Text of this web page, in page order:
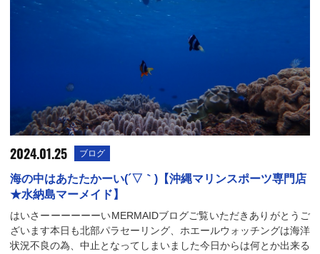
2024.01.25 ブログ
海の中はあたたかーい(´▽｀)【沖縄マリンスポーツ専門店
★水納島マーメイド】
はいさーーーーーーいMERMAIDブログご覧いただきありがとうご
ざいます本日も北部パラセーリング、ホエールウォッチングは海洋
状況不良の為、中止となってしまいました今日からは何とか出来る